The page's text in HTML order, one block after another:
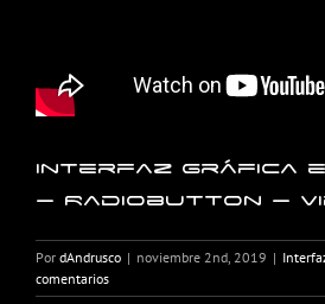
Interfaz Gráfica
– Radiobutton –
Por dAndrusco | noviembre 2nd, 2019 |
comentarios